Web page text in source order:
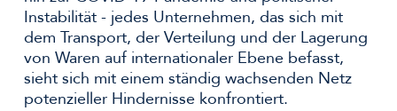
Instabilität - jedes Unternehmen, das sich mit
dem Transport, der Verteilung und der Lagerung
von Waren auf internationaler Ebene befasst,
sieht sich mit einem ständig wachsenden Netz
potenzieller Hindernisse konfrontiert.